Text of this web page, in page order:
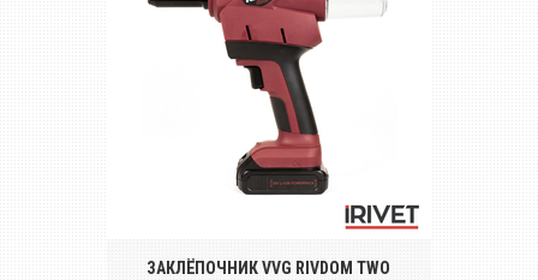
Аккумуляторный инструмент для
установки вытяжных заклёпок
диаметром от Ø 4.0 до 6.4 mm
ЗАКЛЁПОЧНИК VVG RIVDOM TWO